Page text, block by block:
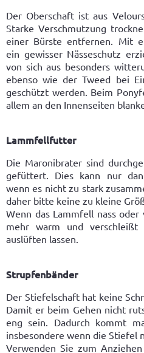
Der Oberschaft ist aus
Starke Verschmutzung
einer Bürste entfernen. Mit
ein gewisser Nässeschutz
von sich aus besonders
ebenso wie der Tweed bei
geschützt werden. Beim
allem an den Innenseiten
Lammfellfutter
Die Maronibrater sind
gefüttert. Dies kann nur
wenn es nicht zu stark
daher bitte keine zu kleine
Wenn das Lammfell nass
mehr warm und
auslüften lassen.
Strupfenbänder
Der Stiefelschaft hat keine
Damit er beim Gehen nicht
eng sein. Dadurch kommt
insbesondere wenn die Stiefel
Verwenden Sie zum